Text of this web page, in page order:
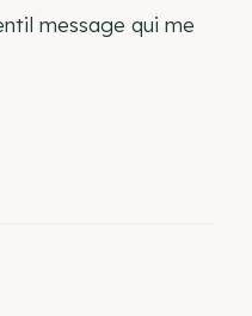
message qui me